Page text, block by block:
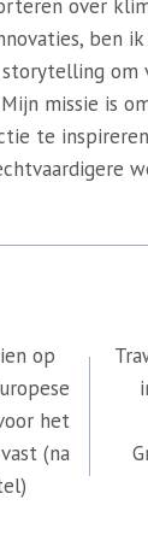
over
ben
om
missie is
te
op
het
(na